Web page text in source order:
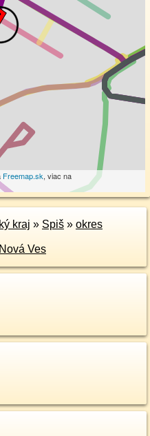
Freemap.sk, viac na
kraj » Spiš » okres
Ves